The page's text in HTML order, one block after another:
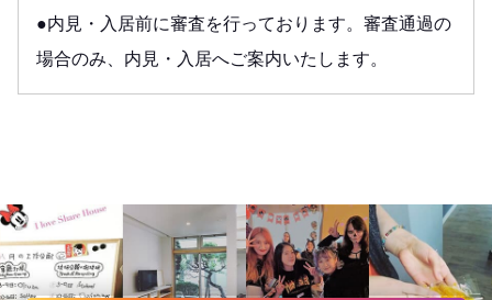
●内見・入居前に審査を行っております。審査通過の
場合のみ、内見・入居へご案内いたします。